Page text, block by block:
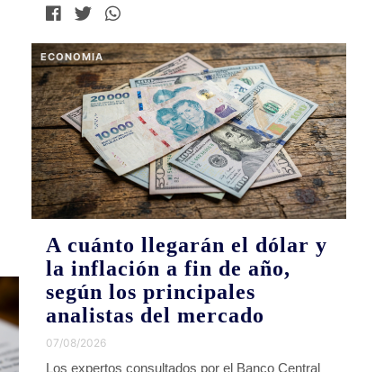
ECONOMIA
A cuánto llegarán el dólar y
la inflación a fin de año,
según los principales
analistas del mercado
07/08/2026
Los expertos consultados por el Banco Central